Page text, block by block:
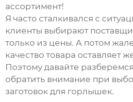
ассортимент!
Я часто сталкивался с
клиенты выбирают
только из цены. А потом
качество товара оставляет
Поэтому давайте
обратить внимание при
заготовок для горлышек.